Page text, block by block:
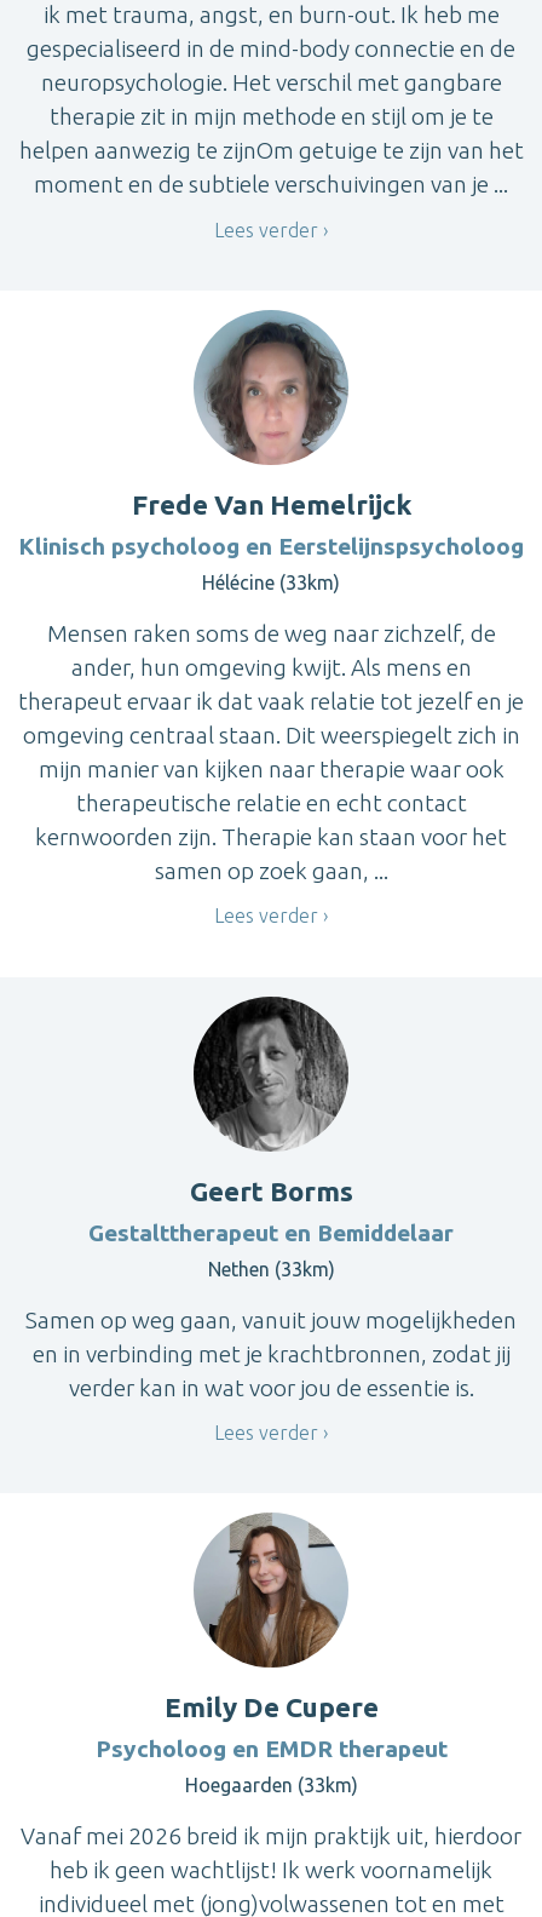
ik met trauma, angst, en burn-out. Ik heb me
gespecialiseerd in de mind-body connectie en de
neuropsychologie. Het verschil met gangbare
therapie zit in mijn methode en stijl om je te
helpen aanwezig te zijnOm getuige te zijn van het
moment en de subtiele verschuivingen van je ...
Lees verder
Frede Van Hemelrijck
Klinisch psycholoog en Eerstelijnspsycholoog
Hélécine (33km)
Mensen raken soms de weg naar zichzelf, de
ander, hun omgeving kwijt. Als mens en
therapeut ervaar ik dat vaak relatie tot jezelf en je
omgeving centraal staan. Dit weerspiegelt zich in
mijn manier van kijken naar therapie waar ook
therapeutische relatie en echt contact
kernwoorden zijn. Therapie kan staan voor het
samen op zoek gaan, ...
Lees verder
Geert Borms
Gestalttherapeut en Bemiddelaar
Nethen (33km)
Samen op weg gaan, vanuit jouw mogelijkheden
en in verbinding met je krachtbronnen, zodat jij
verder kan in wat voor jou de essentie is.
Lees verder
Emily De Cupere
Psycholoog en EMDR therapeut
Hoegaarden (33km)
Vanaf mei 2026 breid ik mijn praktijk uit, hierdoor
heb ik geen wachtlijst! Ik werk voornamelijk
individueel met (jong)volwassenen tot en met